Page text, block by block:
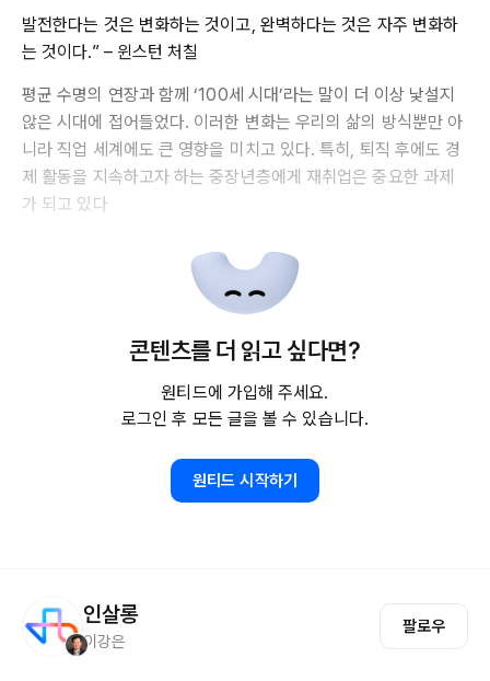
발전한다는 것은 변화하는 것이고, 완벽하다는 것은 자주 변화하
는 것이다.” – 윈스턴 처칠
평균 수명의 연장과 함께 ‘100세 시대’라는 말이 더 이상 낯설지
않은 시대에 접어들었다. 이러한 변화는 우리의 삶의 방식뿐만 아
니라 직업 세계에도 큰 영향을 미치고 있다. 특히, 퇴직 후에도 경
제 활동을 지속하고자 하는 중장년층에게 재취업은 중요한 과제
가 되고 있다
콘텐츠를 더 읽고 싶다면?
원티드에 가입해 주세요.
로그인 후 모든 글을 볼 수 있습니다.
원티드 시작하기
인살롱
이강은
팔로우